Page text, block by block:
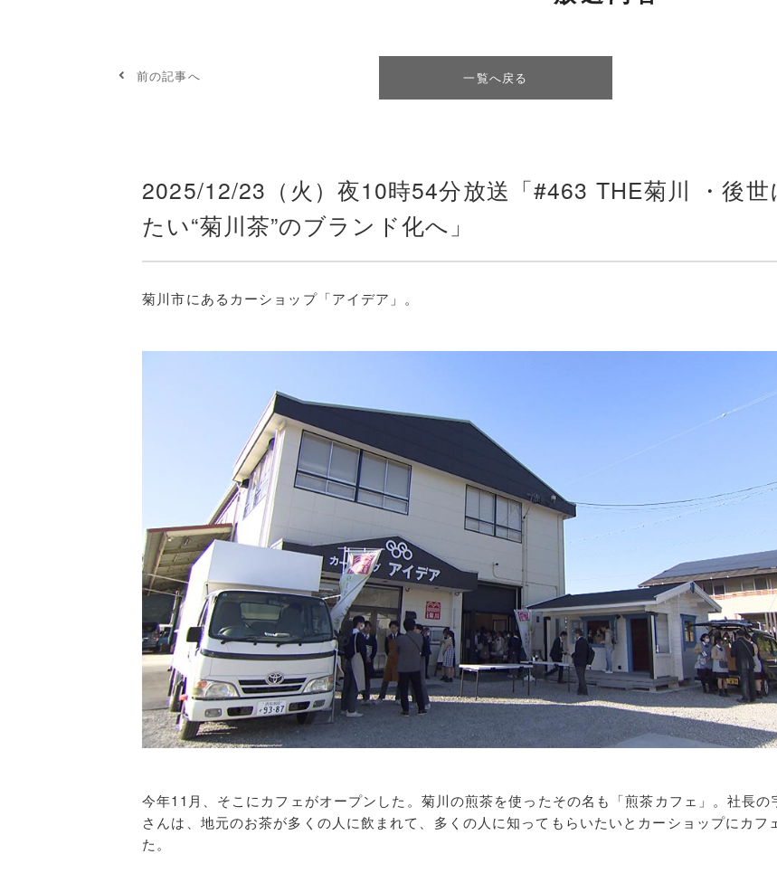
前の記事へ 一覧へ戻る
2025/12/23（火）夜10時54分放送「#463 THE菊川 ・後世
たい“菊川茶”のブランド化へ」
菊川市にあるカーショップ「アイデア」。
今年11 月、そこにカフェがオープンした。菊川の煎茶を使ったその名も「煎茶カフェ」。社長の
さんは、地元のお茶が多くの人に飲まれて、多くの人に知ってもらいたいとカーショップにカフ
た。